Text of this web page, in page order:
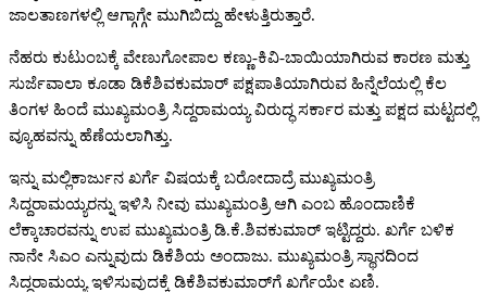
ಜಾಲತಾಣಗಳಲ್ಲಿ ಆಗ್ಗಾಗ್ಗೇ ಮುಗಿಬಿದ್ದು ಹೇಳುತ್ತಿರುತ್ತಾರೆ.
ನೆಹರು ಕುಟುಂಬಕ್ಕೆ ವೇಣುಗೋಪಾಲ ಕಣ್ಣು-ಕಿವಿ-ಬಾಯಿಯಾಗಿರುವ ಕಾರಣ ಮತ್ತು
ಸುರ್ಜೆವಾಲಾ ಕೂಡಾ ಡಿಕೆಶಿವಕುಮಾರ್‌ ಪಕ್ಷಪಾತಿಯಾಗಿರುವ ಹಿನ್ನೆಲೆಯಲ್ಲಿ ಕೆಲ
ತಿಂಗಳ ಹಿಂದೆ ಮುಖ್ಯಮಂತ್ರಿ ಸಿದ್ದರಾಮಯ್ಯ ವಿರುದ್ಧ ಸರ್ಕಾರ ಮತ್ತು ಪಕ್ಷದ ಮಟ್ಟದಲ್ಲಿ
ವ್ಯೂಹವನ್ನು ಹೆಣೆಯಲಾಗಿತ್ತು.
ಇನ್ನು ಮಲ್ಲಿಕಾರ್ಜುನ ಖರ್ಗೆ ವಿಷಯಕ್ಕೆ ಬರೋದಾದ್ರೆ ಮುಖ್ಯಮಂತ್ರಿ
ಸಿದ್ದರಾಮಯ್ಯರನ್ನು ಇಳಿಸಿ ನೀವು ಮುಖ್ಯಮಂತ್ರಿ ಆಗಿ ಎಂಬ ಹೊಂದಾಣಿಕೆ
ಲೆಕ್ಕಾಚಾರವನ್ನು ಉಪ ಮುಖ್ಯಮಂತ್ರಿ ಡಿ.ಕೆ.ಶಿವಕುಮಾರ್‌ ಇಟ್ಟಿದ್ದರು. ಖರ್ಗೆ ಬಳಿಕ
ನಾನೇ ಸಿಎಂ ಎನ್ನುವುದು ಡಿಕೆಶಿಯ ಅಂದಾಜು. ಮುಖ್ಯಮಂತ್ರಿ ಸ್ಥಾನದಿಂದ
ಸಿದ್ದರಾಮಯ್ಯ ಇಳಿಸುವುದಕ್ಕೆ ಡಿಕೆಶಿವಕುಮಾರ್‌ಗೆ ಖರ್ಗೆಯೇ ಏಣಿ.